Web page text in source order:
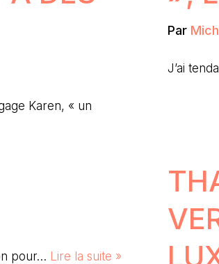
Karen, « un
Par
J’ai
pour… Lire la suite »